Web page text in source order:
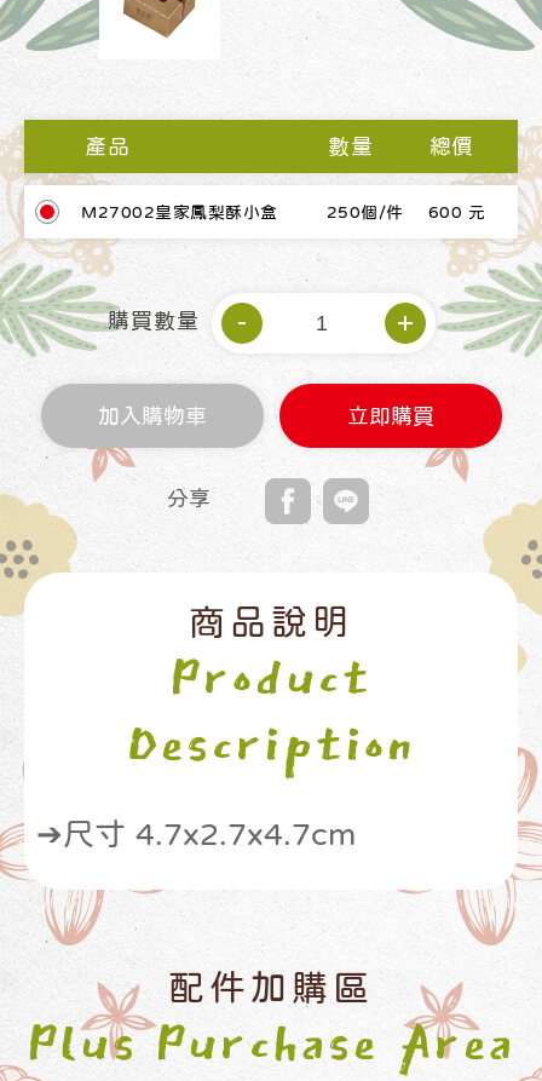
產品 數量 總價
M27002皇家鳳梨酥小盒 250個/件 600 元
購買數量
加入購物車 立即購買
分享
商品說明
Product
Description
➔尺寸 4.7x2.7x4.7cm
配件加購區
Plus Purchase Area